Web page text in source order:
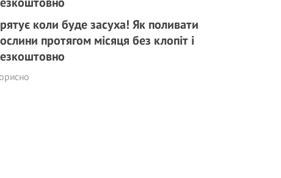
коли буде засуха! Як поливати
протягом місяця без клопіт і